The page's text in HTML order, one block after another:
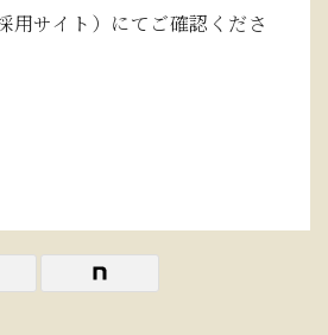
用サイト）にてご確認くださ